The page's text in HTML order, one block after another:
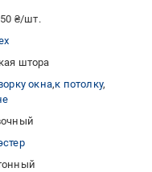
₴/шт.
штора
окна к потолку